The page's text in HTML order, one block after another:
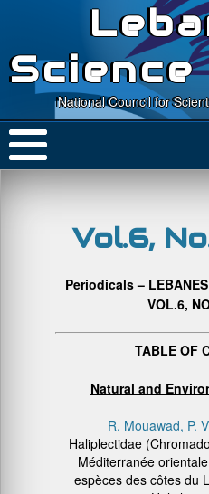
National Council for
Vol.6,
Periodicals –
VOL.6,
TABLE OF
Natural and
R. Mouawad, P.
Haliplectidae
Méditerranée
espèces des côtes du